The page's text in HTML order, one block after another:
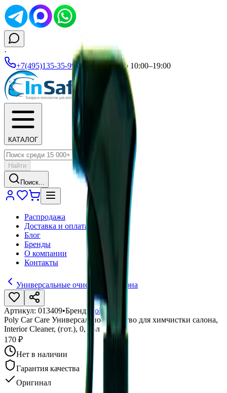
·
+7(495)135-35-99| Ежедневно 10:00–19:00
КАТАЛОГ
Найти
Поиск...
Распродажа
Доставка и оплата
Блог
Бренды
О компании
Контакты
Универсальные очистители салона
Артикул: 013409•Бренд:
Poly-Lite
Poly Car Care Универсальное средство для химчистки салона,
Interior Cleaner, (гот.), 0, 75л
170 ₽
Нет в наличии
Гарантия качества
Оригинал